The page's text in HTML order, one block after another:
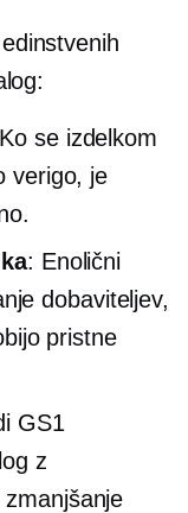
se izdelkom
verigo, je
: Enolični
dobaviteljev,
pristne
GS1
z